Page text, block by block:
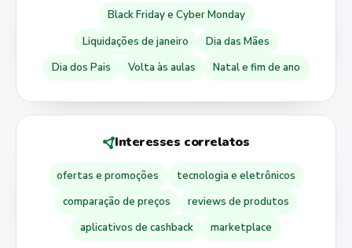
Black Friday e Cyber Monday
Liquidações de janeiro
Dia das Mães
Dia dos Pais
Volta às aulas Natal e fim de ano
Interesses correlatos
ofertas e promoções
tecnologia e eletrônicos
comparação de preços
reviews de produtos
aplicativos de cashback
marketplace